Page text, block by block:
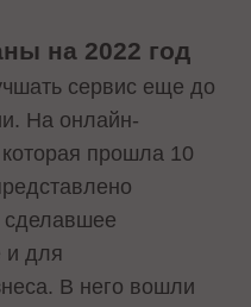
на 2022 год
сервис еще до
На онлайн-
прошла 10
и для
В него вошли